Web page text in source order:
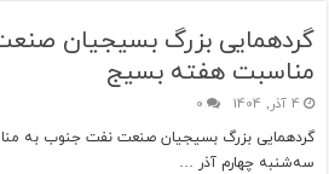
گردهمایی بزرگ بسیجیان
مناسبت هفته بسیج
4 آذر, 1404
0
گردهمایی بزرگ بسیجیان صنعت نفت جنوب به
سه‌شنبه چهارم آذر …